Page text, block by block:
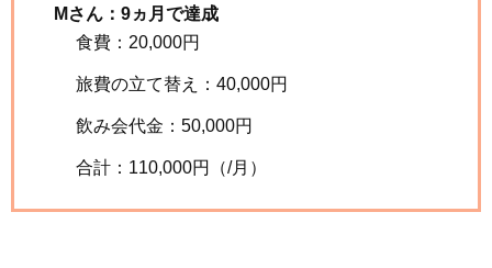
Mさん：9ヵ月で達成
食費：20,000円
旅費の立て替え：40,000円
飲み会代金：50,000円
合計：110,000円（/月）